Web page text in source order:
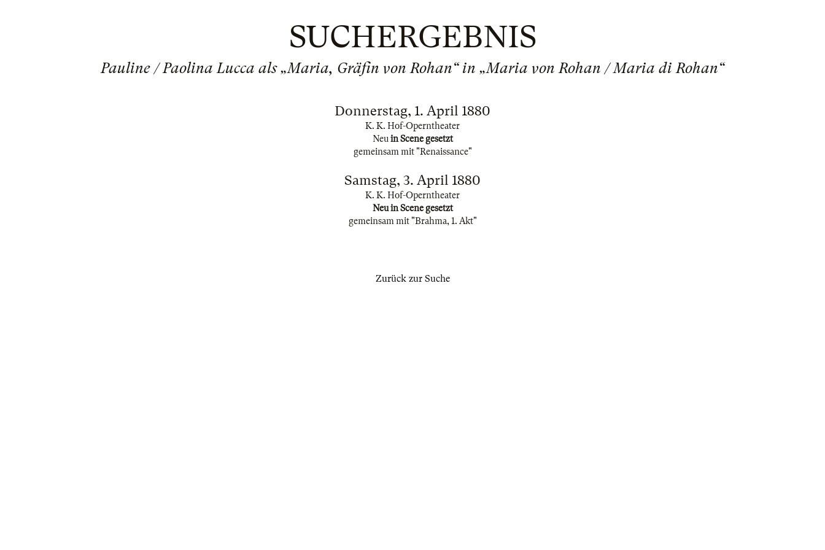
SUCHERGEBNIS
Pauline / Paolina Lucca als „Maria, Gräfin von Rohan“ in „Maria von Rohan / Maria di Rohan“
Donnerstag, 1. April 1880
K. K. Hof-Operntheater
Neu in Scene gesetzt
gemeinsam mit "Renaissance"
Samstag, 3. April 1880
K. K. Hof-Operntheater
Neu in Scene gesetzt
gemeinsam mit "Brahma, 1. Akt"
Zurück zur Suche